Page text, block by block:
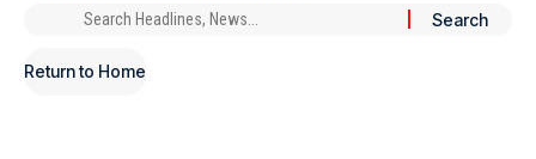
Return to Home